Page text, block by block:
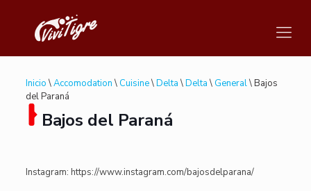
Inicio \Accomodation \ Cuisine\Delta \Delta \ General\ Bajos
del Paraná
Bajos del Paraná
Instagram: https://www.instagram.com/bajosdelparana/